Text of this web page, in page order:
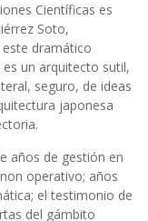
Científicas es
Soto,
dramático
un arquitecto sutil,
seguro, de ideas
japonesa
años de gestión en
operativo; años
el testimonio de
del gámbito